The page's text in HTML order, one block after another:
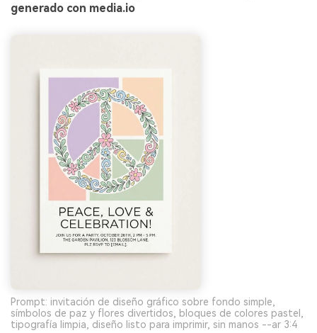
generado con media.io
Prompt: invitación de diseño gráfico sobre fondo simple,
símbolos de paz y flores divertidos, bloques de colores pastel,
tipografía limpia, diseño listo para imprimir, sin manos --ar 3:4